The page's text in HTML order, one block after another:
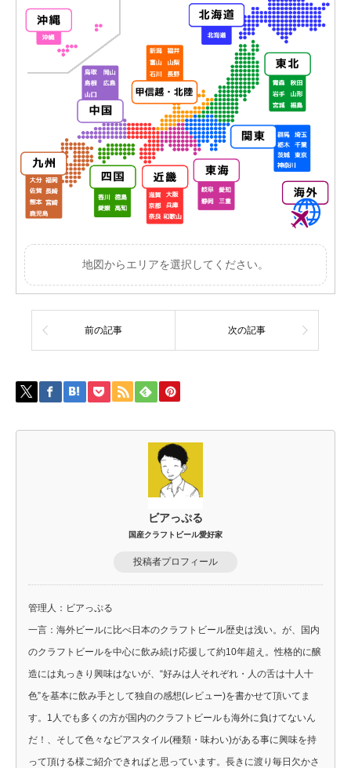
地図からエリアを選択してください。
前の記事 次の記事
ビアっぷる
国産クラフトビール愛好家
投稿者プロフィール
管理人：ビアっぷる
一言：海外ビールに比べ日本のクラフトビール歴史は浅い。が、国内
のクラフトビールを中心に飲み続け応援して約10年超え。性格的に醸
造には丸っきり興味はないが、“好みは人それぞれ・人の舌は十人十
色”を基本に飲み手として独自の感想(レビュー)を書かせて頂いてま
す。1人でも多くの方が国内のクラフトビールも海外に負けてないん
だ！、そして色々なビアスタイル(種類・味わい)がある事に興味を持
って頂ける様ご紹介できればと思っています。長きに渡り毎日欠かさ